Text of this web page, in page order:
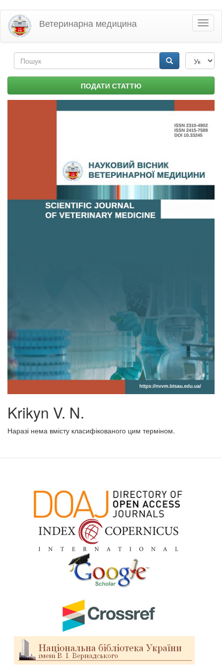
Перейти
основного
матеріалу
Ветеринарна медицина
Пошукова
форма ПОДАТИ СТАТТЮ
Krikyn V. N.
Наразі нема вмісту класифікованого цим терміном.